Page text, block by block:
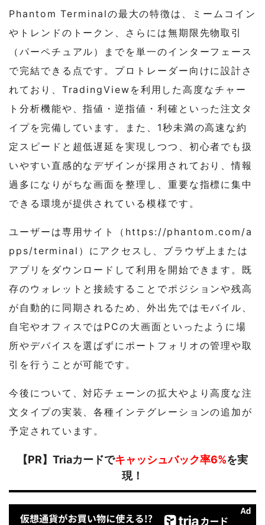
Phantom Terminalの最大の特徴は、ミームコイン
やトレンドのトークン、さらには無期限先物取引
（パーペチュアル）までを単一のインターフェース
で完結できる点です。プロトレーダー向けに設計さ
れており、TradingViewを利用した高度なチャー
ト分析機能や、指値・逆指値・利確といった注文タ
イプを完備しています。また、1秒未満の高速な約
定スピードと超低遅延を実現しつつ、初心者でも扱
いやすい直感的なデザインが採用されており、情報
過多になりがちな画面を整理し、重要な指標に集中
できる環境が提供されている模様です。
ユーザーは専用サイト（https://phantom.com/a
pps/terminal）にアクセスし、ブラウザ上または
アプリをダウンロードして利用を開始できます。既
存のウォレットと接続することでポジションや残高
が自動的に同期されるため、外出先ではモバイル、
自宅やオフィスではPCの大画面といったように場
所やデバイスを選ばずにポートフォリオの管理や取
引を行うことが可能です。
今後について、対応チェーンの拡大やより高度な注
文タイプの実装、各種インテグレーションの追加が
予定されています。
【PR】Triaカードでキャッシュバック率6%を実
現！